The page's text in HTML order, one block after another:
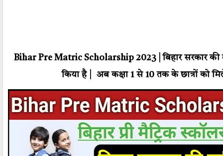
Bihar Pre Matric Scholarship 2023 | बिहार सरकार
किया है | अब कक्षा 1 से 10 तक के छात्रों को